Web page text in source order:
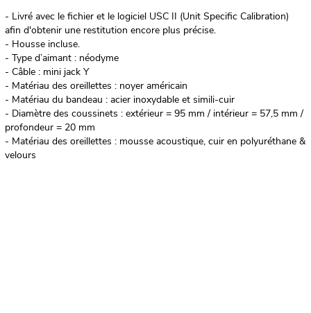
- Livré avec le fichier et le logiciel USC II (Unit Specific Calibration)
afin d'obtenir une restitution encore plus précise.
- Housse incluse.
- Type d’aimant : néodyme
- Câble : mini jack Y
- Matériau des oreillettes : noyer américain
- Matériau du bandeau : acier inoxydable et simili-cuir
- Diamètre des coussinets : extérieur = 95 mm / intérieur = 57,5 mm /
profondeur = 20 mm
- Matériau des oreillettes : mousse acoustique, cuir en polyuréthane &
velours